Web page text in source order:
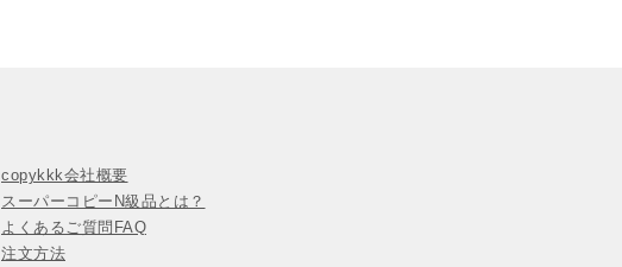
copykkk会社概要
スーパーコピーN級品とは？
よくあるご質問FAQ
注文方法